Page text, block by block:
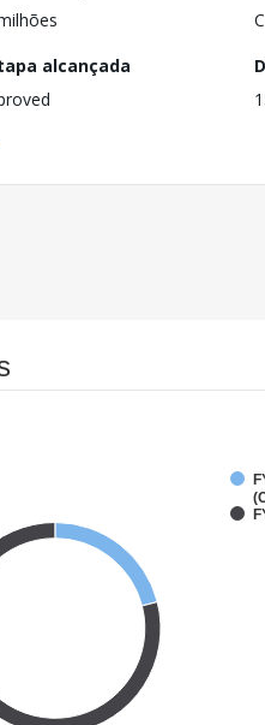
C
alcançada